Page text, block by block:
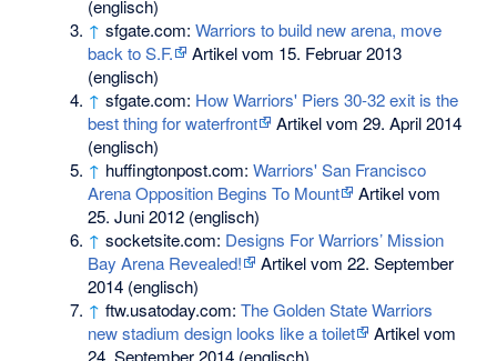
(englisch)
↑ sfgate.com:Warriors to build new arena, move
back to S.F.
Artikel vom 15. Februar 2013
(englisch)
↑ sfgate.com: How Warriors' Piers 30-32 exit is the
best thing for waterfront
Artikel vom 29. April 2014
(englisch)
↑ huffingtonpost.com:Warriors' San Francisco
Arena Opposition Begins To Mount
Artikel vom
25. Juni 2012 (englisch)
↑ socketsite.com: Designs For Warriors’ Mission
Bay Arena Revealed!
Artikel vom 22. September
2014 (englisch)
↑ ftw.usatoday.com:The Golden State Warriors
new stadium design looks like a toilet
Artikel vom
24. September 2014 (englisch)